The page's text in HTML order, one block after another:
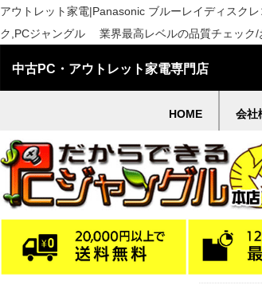
アウトレット家電|Panasonic ブルーレイディスク
ク,PCジャングル 業界最高レベルの品質チェック/
中古PC・アウトレット家電専門店
HOME 会社